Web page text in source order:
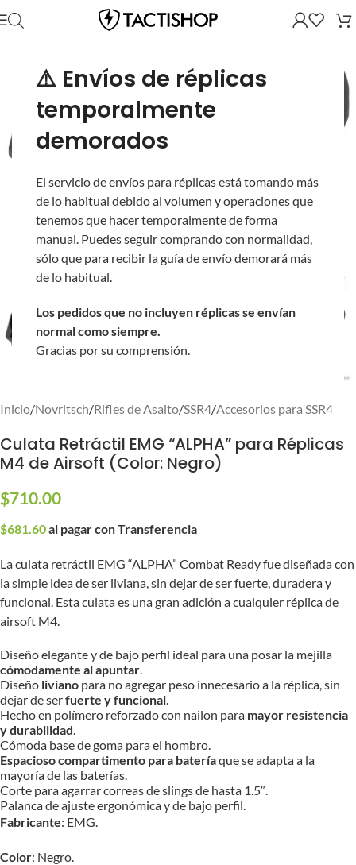
⚠️ Envíos de réplicas
temporalmente
demorados
El servicio de envíos para réplicas está tomando más
de lo habitual debido al volumen y operaciones que
tenemos que hacer temporalmente de forma
manual. Puedes seguir comprando con normalidad,
sólo que para recibir la guía de envío demorará más
de lo habitual.
Los pedidos que no incluyen réplicas se envían
normal como siempre.
Gracias por su comprensión.
Inicio/Novritsch/Rifles de Asalto/SSR4/Accesorios para SSR4
Culata Retráctil EMG “ALPHA” para Réplicas
M4 de Airsoft (Color: Negro)
$710.00
$681.60al pagar con Transferencia
La culata retráctil EMG “ALPHA” Combat Ready fue diseñada con
la simple idea de ser liviana, sin dejar de ser fuerte, duradera y
funcional. Esta culata es una gran adición a cualquier réplica de
airsoft M4.
Diseño elegante y de bajo perfil ideal para una posar la mejilla
cómodamente al apuntar.
Diseño liviano para no agregar peso innecesario a la réplica, sin
dejar de serfuerte y funcional.
Hecho en polímero reforzado con nailon para mayor resistencia
y durabilidad.
Cómoda base de goma para el hombro.
Espacioso compartimento para bateríaque se adapta a la
mayoría de las baterías.
Corte para agarrar correas de slings de hasta 1.5″.
Palanca de ajuste ergonómica y de bajo perfil.
Fabricante: EMG.
Color: Negro.